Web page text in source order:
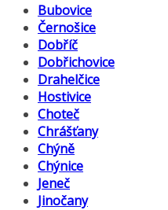
Bubovice
Černošice
Dobříč
Dobřichovice
Drahelčice
Hostivice
Choteč
Chrášťany
Chýně
Chýnice
Jeneč
Jinočany